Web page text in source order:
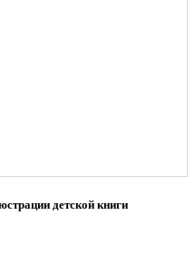
детской книги